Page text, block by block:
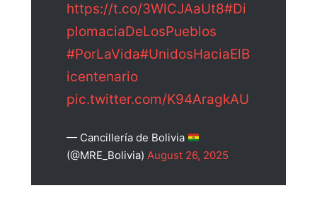
https://t.co/3WlCJAaUt8#Di
plomaciaDeLosPueblos
#PorLaVida#UnidosHaciaElB
icentenario
pic.twitter.com/K94AragkAU
— Cancillería de Bolivia
(@MRE_Bolivia) August 26, 2025